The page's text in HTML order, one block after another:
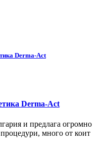
Derma-Act
Derma-Act
и предлага огромно
много от коит